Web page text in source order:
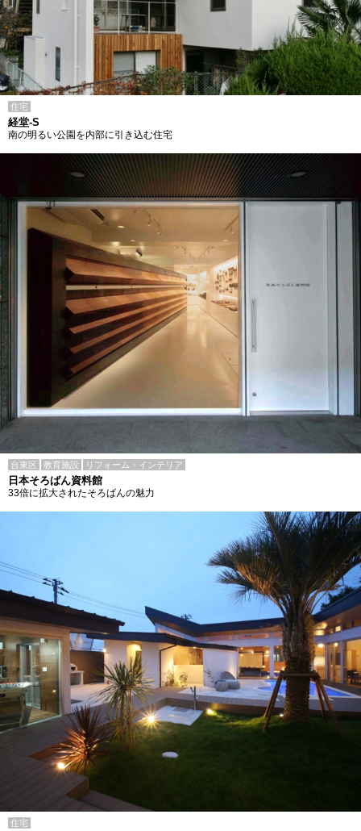
住宅
経堂-S
南の明るい公園を内部に引き込む住宅
台東区 教育施設 リフォーム・インテリア
日本そろばん資料館
33倍に拡大されたそろばんの魅力
住宅